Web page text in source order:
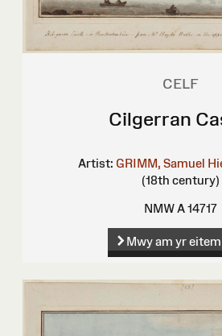
CELF
Cilgerran
Artist: GRIMM, Samuel
(18th century)
NMW A 14717
Mwy am yr